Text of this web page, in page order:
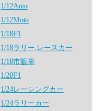
1/12Auto
1/12Moto
1/18F1
1/18ラリー,レースカー
1/18市販車
1/20F1
1/24レーシングカー
1/24ラリーカー